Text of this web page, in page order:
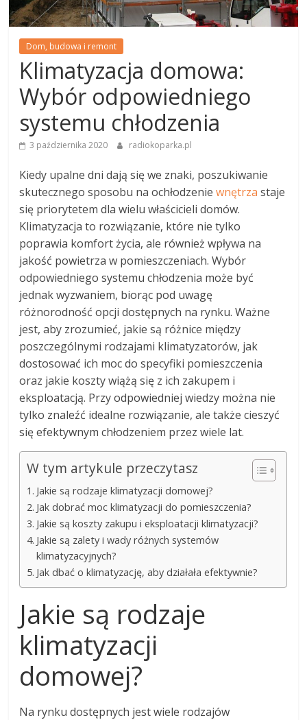
Dom, budowa i remont
Klimatyzacja domowa:
Wybór odpowiedniego
systemu chłodzenia
3 października 2020 radiokoparka.pl
Kiedy upalne dni dają się we znaki, poszukiwanie
skutecznego sposobu na ochłodzeniewnętrza staje
się priorytetem dla wielu właścicieli domów.
Klimatyzacja to rozwiązanie, które nie tylko
poprawia komfort życia, ale również wpływa na
jakość powietrza w pomieszczeniach. Wybór
odpowiedniego systemu chłodzenia może być
jednak wyzwaniem, biorąc pod uwagę
różnorodność opcji dostępnych na rynku. Ważne
jest, aby zrozumieć, jakie są różnice między
poszczególnymi rodzajami klimatyzatorów, jak
dostosować ich moc do specyfiki pomieszczenia
oraz jakie koszty wiążą się z ich zakupem i
eksploatacją. Przy odpowiedniej wiedzy można nie
tylko znaleźć idealne rozwiązanie, ale także cieszyć
się efektywnym chłodzeniem przez wiele lat.
W tym artykule przeczytasz
Jakie są rodzaje klimatyzacji domowej?
Jak dobrać moc klimatyzacji do pomieszczenia?
Jakie są koszty zakupu i eksploatacji klimatyzacji?
Jakie są zalety i wady różnych systemów
klimatyzacyjnych?
Jak dbać o klimatyzację, aby działała efektywnie?
Jakie są rodzaje
klimatyzacji
domowej?
Na rynku dostępnych jest wiele rodzajów